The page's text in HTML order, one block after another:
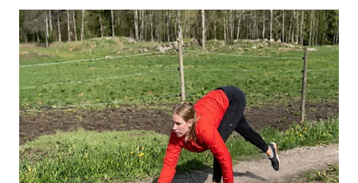
WN DELI
SERDANG
WN
TEBING
TINGGI
WN
PAKPAK